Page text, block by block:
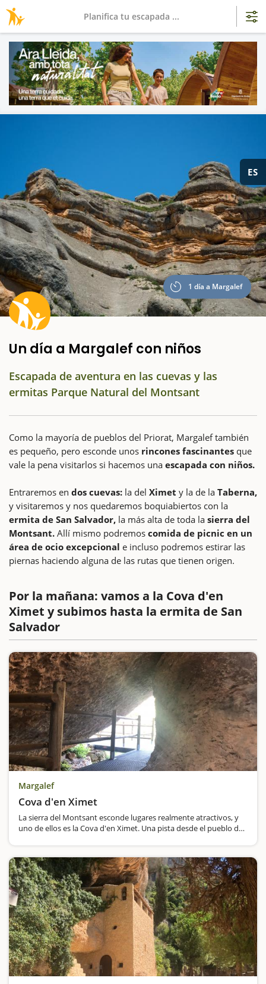
ES
Un día a Margalef con niños
1 día a Margalef
Escapada de aventura en las cuevas y las
ermitas Parque Natural del Montsant
Como la mayoría de pueblos del Priorat, Margalef también
es pequeño, pero esconde unos rincones fascinantes que
vale la pena visitarlos si hacemos una escapada con niños.
Entraremos en dos cuevas: la del Ximet y la de la Taberna,
y visitaremos y nos quedaremos boquiabiertos con la
ermita de San Salvador, la más alta de toda la sierra del
Montsant. Allí mismo podremos comida de picnic en un
área de ocio excepcional e incluso podremos estirar las
piernas haciendo alguna de las rutas que tienen origen.
Por la mañana: vamos a la Cova d'en
Ximet y subimos hasta la ermita de San
Salvador
Margalef
Cova d'en Ximet
La sierra del Montsant esconde lugares realmente atractivos, y
uno de ellos es la Cova d'en Ximet. Una pista desde el pueblo de
Planifica tu escapada ...